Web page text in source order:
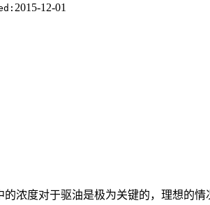
2015-12-01
浓度对于驱油是极为关键的，理想的